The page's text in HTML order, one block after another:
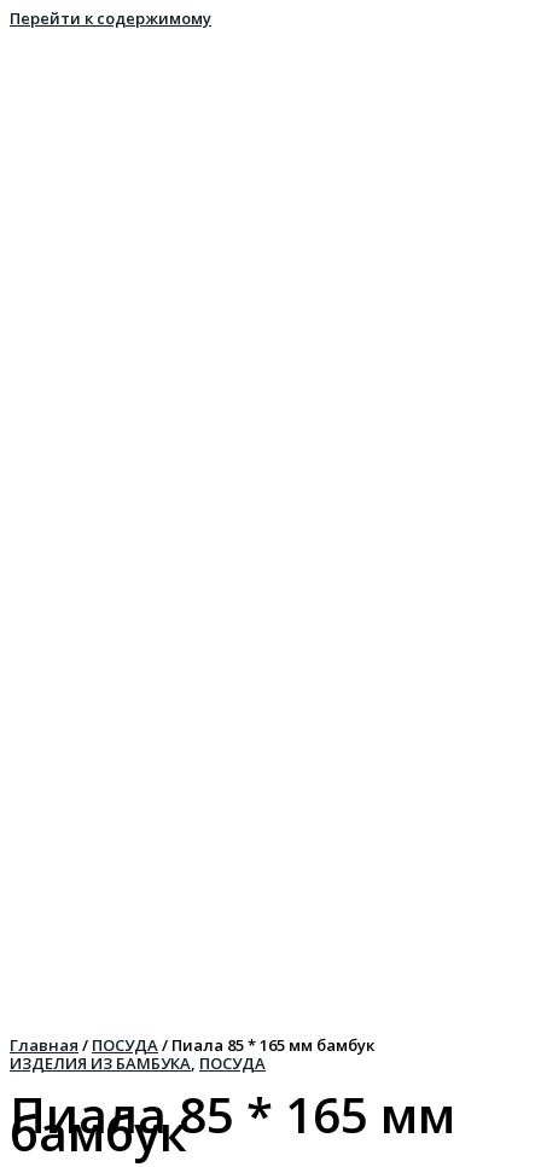
Перейти к содержимому
Главная / ПОСУДА/ Пиала 85 * 165 мм бамбук
ИЗДЕЛИЯ ИЗ БАМБУКА, ПОСУДА
Пиала 85 * 165 мм
бамбук